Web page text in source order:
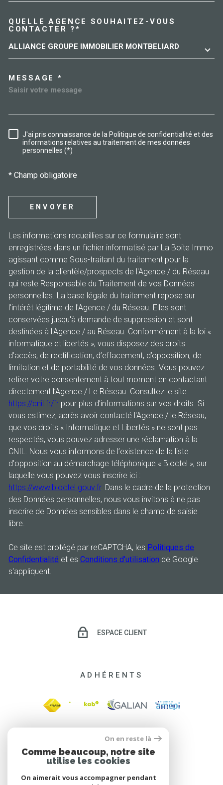
QUELLE AGENCE SOUHAITEZ-VOUS
CONTACTER ?*
ALLIANCE GROUPE IMMOBILIER MONTBELIARD
MESSAGE *
RÈGLEMENTATION
J'ai pris connaissance de la Politique de confidentialité et des
informations relatives au traitement de mes données
personnelles (*)
* Champ obligatoire
ENVOYER
Les informations recueillies sur ce formulaire sont
enregistrées dans un fichier informatisé par La Boite Immo
agissant comme Sous-traitant du traitement pour la
gestion de la clientèle/prospects de l'Agence / du Réseau
qui reste Responsable du Traitement de vos Données
personnelles. La base légale du traitement repose sur
l'intérêt légitime de l'Agence / du Réseau. Elles sont
conservées jusqu'à demande de suppression et sont
destinées à l'Agence / au Réseau. Conformément à la loi «
informatique et libertés », vous disposez des droits
d’accès, de rectification, d’effacement, d’opposition, de
limitation et de portabilité de vos données. Vous pouvez
retirer votre consentement à tout moment en contactant
directement l’Agence / Le Réseau. Consultez le site
https://cnil.fr/fr pour plus d’informations sur vos droits. Si
vous estimez, après avoir contacté l'Agence / le Réseau,
que vos droits « Informatique et Libertés » ne sont pas
respectés, vous pouvez adresser une réclamation à la
CNIL. Nous vous informons de l’existence de la liste
d'opposition au démarchage téléphonique « Bloctel », sur
laquelle vous pouvez vous inscrire ici :
https://www.bloctel.gouv.fr. Dans le cadre de la protection
des Données personnelles, nous vous invitons à ne pas
inscrire de Données sensibles dans le champ de saisie
libre.
Ce site est protégé par reCAPTCHA, les Politiques de
Confidentialité et es Conditions d'utilisation de Google
s'appliquent.
ESPACE CLIENT
ADHÉRENTS
On en reste là
Comme beaucoup, notre site
utilise les cookies
On aimerait vous accompagner pendant